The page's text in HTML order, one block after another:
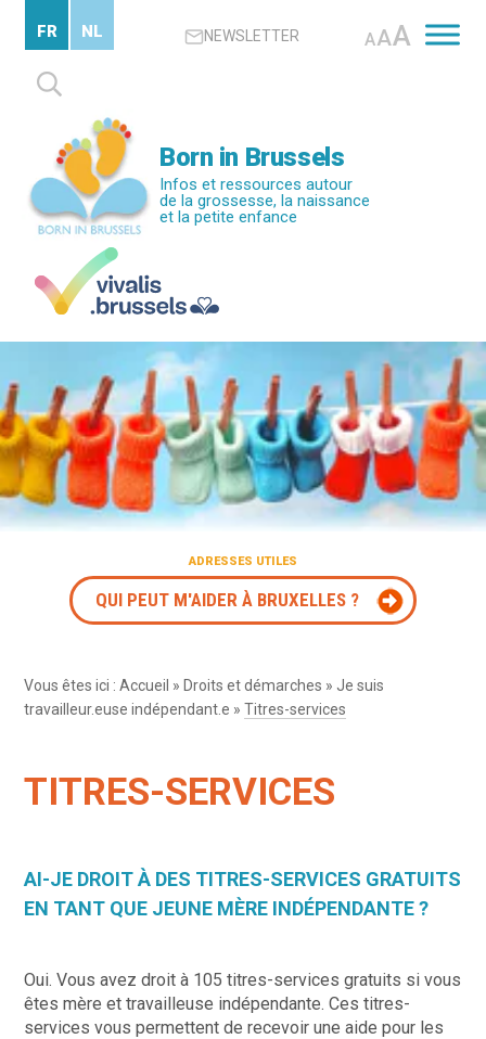
contenu
principal
NEWSLETTER AAA
Rechercher :
FR NL
Born in Brussels
Infos et ressources autour
de la grossesse, la naissance
et la petite enfance
ADRESSES UTILES
QUI PEUT M'AIDER À BRUXELLES ?
Vous êtes ici :Accueil » Droits et démarches » Je suis
travailleur.euse indépendant.e »Titres-services
TITRES-SERVICES
AI-JE DROIT À DES TITRES-SERVICES GRATUITS
EN TANT QUE JEUNE MÈRE INDÉPENDANTE ?
Oui. Vous avez droit à 105 titres-services gratuits si vous
êtes mère et travailleuse indépendante. Ces titres-
services vous permettent de recevoir une aide pour les